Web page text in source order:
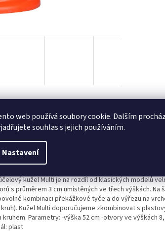
web používá soubory cookie. Dalším
souhlas s jejich používáním.
Nastavení
s výškou 52 cm pro vymezení hracího hřiště nebo
kužel Multi je na rozdíl od klasických modelů
s průměrem 3 cm umístěných ve třech výškách. Na
kombinaci překážkové tyče a do výřezu na
Kužel Multi doporučujeme zkombinovat s
Parametry: -výška 52 cm -otvory ve výškách
plast